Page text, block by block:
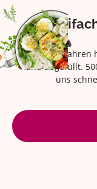
Seit über 42 Jahren
Hand abgefüllt.
uns